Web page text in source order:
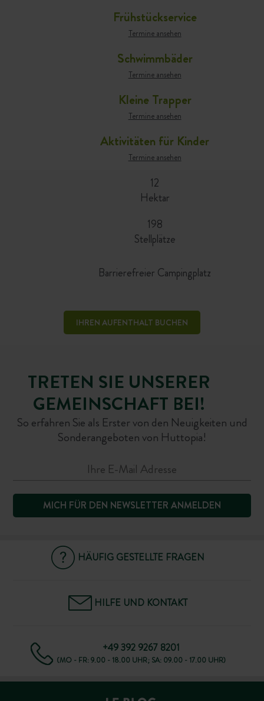
Frühstückservice
Termine ansehen
Schwimmbäder
Termine ansehen
Kleine Trapper
Termine ansehen
Aktivitäten für Kinder
Termine ansehen
12
Hektar
198
Stellplätze
Barrierefreier Campingplatz
IHREN AUFENTHALT BUCHEN
TRETEN SIE UNSERER
GEMEINSCHAFT BEI!
So erfahren Sie als Erster von den Neuigkeiten und
Sonderangeboten von Huttopia!
MICH FÜR DEN NEWSLETTER ANMELDEN
HÄUFIG GESTELLTE FRAGEN
HILFE UND KONTAKT
+49 392 9267 8201
(MO - FR: 9.00 - 18.00 UHR; SA: 09.00 - 17.00 UHR)